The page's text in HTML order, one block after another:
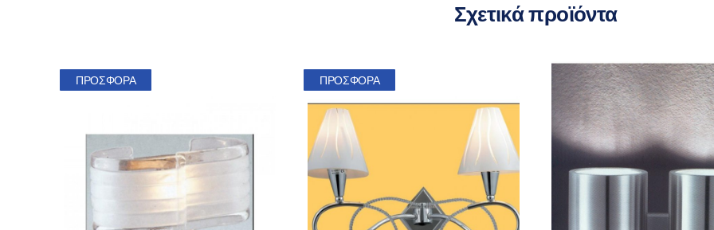
Σχετικά προϊόντα
ΠΡΟΣΦΟΡΆ ΠΡΟΣΦΟΡΆ